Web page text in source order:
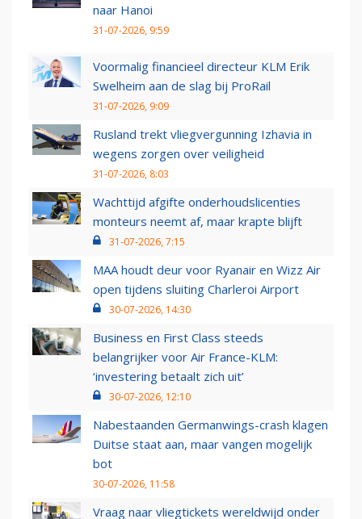
naar Hanoi
31-07-2026, 9:59
Voormalig financieel directeur KLM Erik
Swelheim aan de slag bij ProRail
31-07-2026, 9:09
Rusland trekt vliegvergunning Izhavia in
wegens zorgen over veiligheid
31-07-2026, 8:03
Wachttijd afgifte onderhoudslicenties
monteurs neemt af, maar krapte blijft
31-07-2026, 7:15
MAA houdt deur voor Ryanair en Wizz Air
open tijdens sluiting Charleroi Airport
30-07-2026, 14:30
Business en First Class steeds
belangrijker voor Air France-KLM:
‘investering betaalt zich uit’
30-07-2026, 12:10
Nabestaanden Germanwings-crash klagen
Duitse staat aan, maar vangen mogelijk
bot
30-07-2026, 11:58
Vraag naar vliegtickets wereldwijd onder